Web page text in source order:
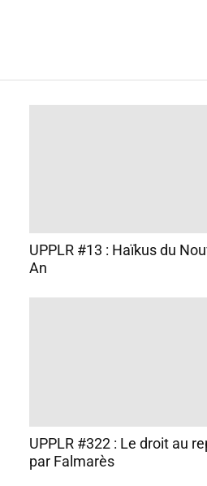
UPPLR #13 : Haïkus du
An
UPPLR #322 : Le droit au
par Falmarès